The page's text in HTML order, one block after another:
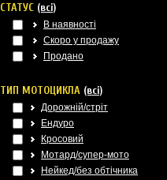
СТАТУС (всі)
В наявності
Скоро у продажу
Продано
ТИП МОТОЦИКЛА (всі)
Дорожній/стріт
Ендуро
Кросовий
Мотард/супер-мото
Нейкед/без обтічника